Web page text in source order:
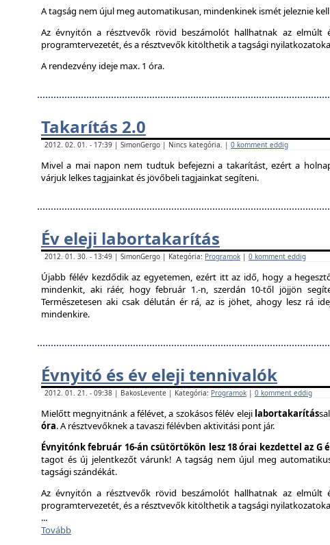
A tagság nem újul meg automatikusan, mindenkinek ismét jeleznie
Az évnyitón a résztvevők rövid beszámolót hallhatnak az elmúlt
programtervezetét, és a résztvevők kitölthetik a tagsági
A rendezvény ideje max. 1 óra.
Takarítás 2.0
2012. 02. 01. - 17:39 | SimonGergo | Nincs kategória. | 0 komment eddig
Mivel a mai napon nem tudtuk befejezni a takarítást, ezért a
várjuk lelkes tagjainkat és jövőbeli tagjainkat segíteni.
Év eleji labortakarítás
2012. 01. 30. - 13:49 | SimonGergo | Kategória: Programok | 0 komment eddig
Újabb félév kezdődik az egyetemen, ezért itt az idő, hogy a
mindenkit, aki ráér, hogy február 1.-n, szerdán 10-től jöjjön
Természetesen aki csak délután ér rá, az is jöhet, ahogy lesz rá
mindenkire.
Évnyitó és év eleji tennivalók
2012. 01. 21. - 09:38 | BakosLevente | Kategória: Programok | 0 komment eddig
Mielőtt megnyitnánk a félévet, a szokásos félév eleji labortakarítás
óra. A résztvevőknek a tavaszi félévben aktivitási pont jár.
Évnyitónk február 16-án csütörtökön lesz 18 órai kezdettel az G
tagot és új jelentkezőt várunk! A tagság nem újul meg
tagsági szándékát.
Az évnyitón a résztvevők rövid beszámolót hallhatnak az elmúlt
programtervezetét, és a résztvevők kitölthetik a tagsági
...
Tovább